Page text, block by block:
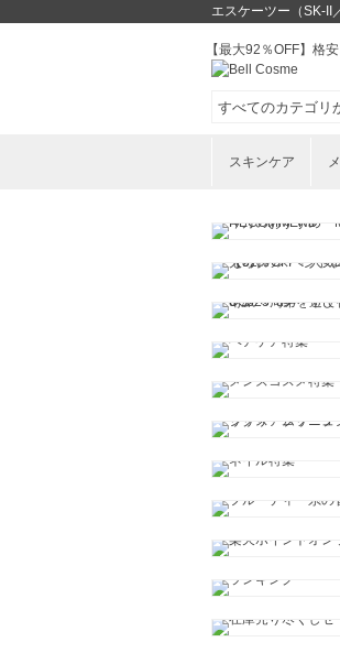
エスケーツー（SK-II
【最大92％OFF】格
スキンケア